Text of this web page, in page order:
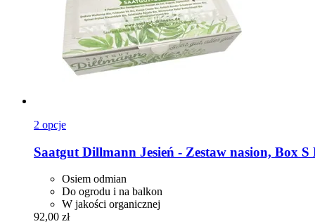
2 opcje
Saatgut Dillmann Jesień -​ Zestaw nasion, Box
Osiem odmian
Do ogrodu i na balkon
W jakości organicznej
92,00 zł